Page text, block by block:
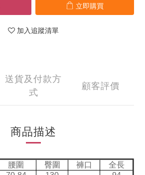
立即購買
加入追蹤清單
送貨及付款方
式
顧客評價
商品描述
腰圍 臀圍 褲口
全長